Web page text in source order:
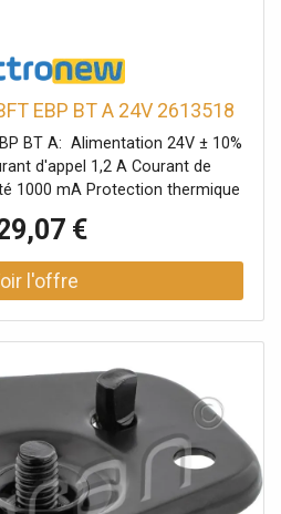
EBP BT A 24V 2613518
BT A: Alimentation 24V ± 10%
d'appel 1,2 A Courant de
1000 mA Protection thermique
IP44
€